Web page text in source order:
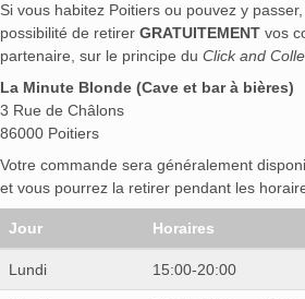
Si vous habitez Poitiers ou pouvez y
possibilité de retirer GRATUITEMENT vos
partenaire, sur le principe du Click and
La Minute Blonde (Cave et bar à bières)
3 Rue de Châlons
86000 Poitiers
Votre commande sera généralement
et vous pourrez la retirer pendant les
Jour Horaires
Lundi 15:00-20:00